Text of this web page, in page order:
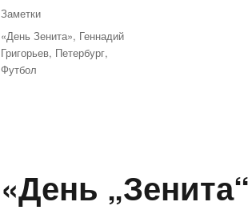
Рубрики
Заметки
Метки
«День Зенита», Геннадий
Григорьев, Петербург,
Футбол
«День